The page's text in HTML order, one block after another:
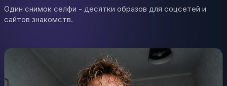
Один снимок селфи - десятки образов для соцсетей и
сайтов знакомств.